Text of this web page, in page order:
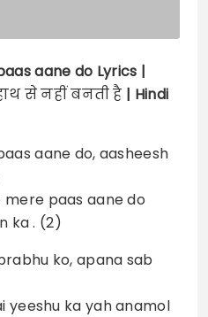
aane do Lyrics |
से नहीं बनती है | Hindi
aane do, aasheesh
paas aane do
ka . (2)
ko, apana sab
yeeshu ka yah anamol